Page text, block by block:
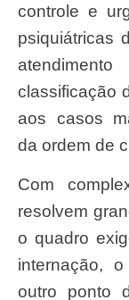
controle e
psiquiátricas
classificação
aos casos
da ordem de
Com complexidade intermediária, as UPAs
resolvem
o quadro
internação,
outro ponto